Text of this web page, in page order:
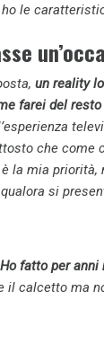
le
un reality
farei del
che come
la mia priorità,
si
Ho fatto per anni
il calcetto ma